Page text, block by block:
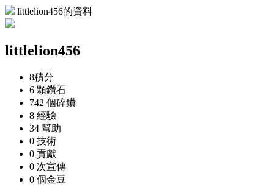
littlelion456的資料
littlelion456
8積分
6 顆鑽石
742 個碎鑽
8 經驗
34 幫助
0 技術
0 貢獻
0 次宣傳
0 個金豆